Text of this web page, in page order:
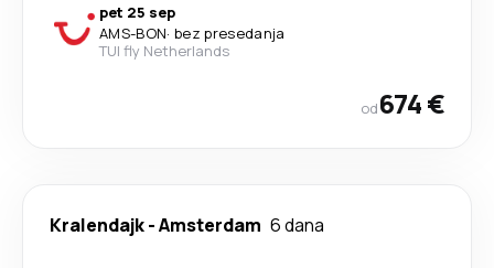
pet 25 sep
AMS-BON· bez presedanja
TUI fly Netherlands
od674 €
Kralendajk-Amsterdam 6 dana